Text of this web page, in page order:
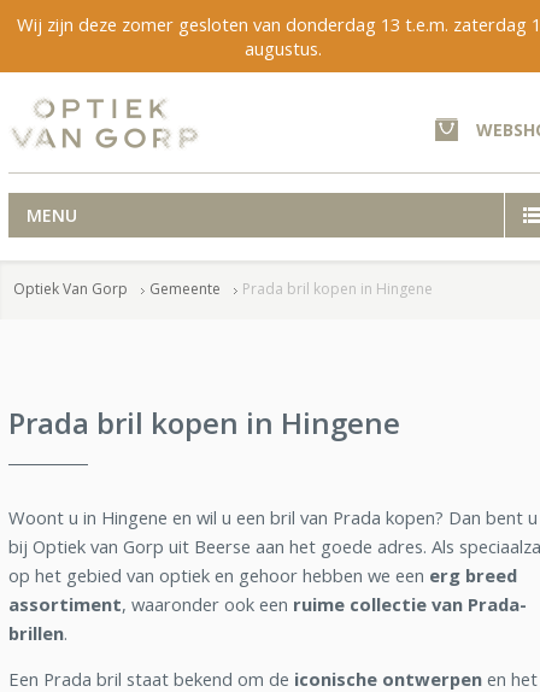
Wij zijn deze zomer gesloten van donderdag 13 t.e.m. zaterdag
augustus.
MENU
Optiek Van Gorp Gemeente Prada bril kopen in Hingene
Prada bril kopen in Hingene
Woont u in Hingene en wil u een bril van Prada kopen? Dan bent u
bij Optiek van Gorp uit Beerse aan het goede adres. Als
op het gebied van optiek en gehoor hebben we een erg breed
assortiment, waaronder ook een ruime collectie van Prada-
brillen.
Een Prada bril staat bekend om de iconische ontwerpen en het